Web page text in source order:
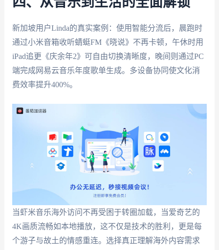
新加坡用户Linda的真实案例：使用智能分流后，晨跑时
通过小米音箱收听蜻蜓FM《晓说》不再卡顿，午休时用
iPad追更《庆余年2》可自由切换清晰度，晚间则通过PC
端完成网易云音乐年度歌单生成。多设备协同使文化消
费效率提升400%。
当虾米音乐海外访问不再受困于转圈加载，当爱奇艺的
4K画质流畅如本地播放，这不仅是技术的胜利，更是每
个游子与故土的情感重连。选择真正理解海外内容需求